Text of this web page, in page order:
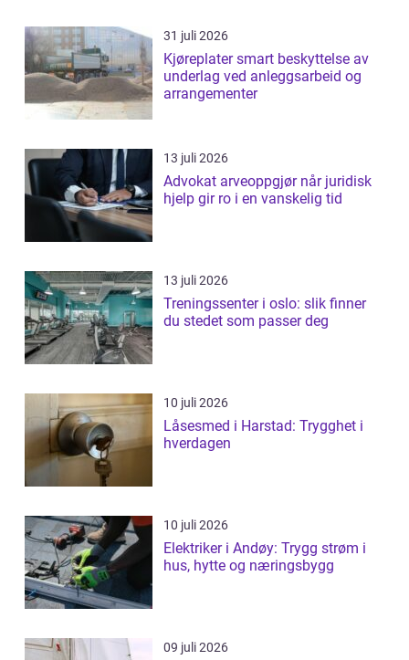
31 juli 2026
Kjøreplater smart beskyttelse av
underlag ved anleggsarbeid og
arrangementer
13 juli 2026
Advokat arveoppgjør når juridisk
hjelp gir ro i en vanskelig tid
13 juli 2026
Treningssenter i oslo: slik finner
du stedet som passer deg
10 juli 2026
Låsesmed i Harstad: Trygghet i
hverdagen
10 juli 2026
Elektriker i Andøy: Trygg strøm i
hus, hytte og næringsbygg
09 juli 2026